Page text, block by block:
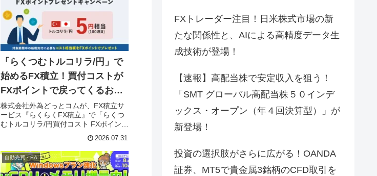
「らくつむトルコリラ/円」で
始めるFX積立！買付コストが
FXポイントで戻ってくるお得
なキャンペーンを見逃すな！
株式会社外為どっとコムが、FX積立サ
ービス『らくらくFX積立』で「らくつ
むトルコリラ/円買付コスト FXポイント
す。キャンペーン期間中、トルコリラ/
円の新規買付にかかるコストがFXポイ
ントで還元される、FXファン必見のチ
ャンスです！
2026.07.31
自動売買・EA
FXトレーダー注目！日米株式市場の新
たな関係性と、AIによる高精度データ生
成技術が登場！
【速報】高配当株で安定収入を狙う！
「SMT グローバル高配当株５０インデ
ックス・オープン（年４回決算型）」が
新登場！
投資の選択肢がさらに広がる！OANDA
証券、MT5で貴金属3銘柄のCFD取引を